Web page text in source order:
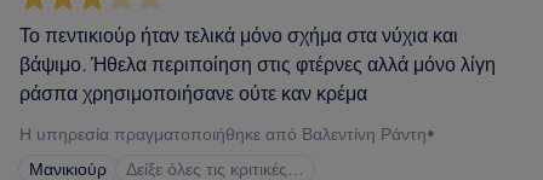
Το πεντικιούρ ήταν τελικά μόνο σχήμα στα νύχια και
βάψιμο. Ήθελα περιποίηση στις φτέρνες αλλά μόνο λίγη
ράσπα χρησιμοποιήσανε ούτε καν κρέμα
Η υπηρεσία πραγματοποιήθηκε από Βαλεντίνη Ράντη•
Μανικιούρ
Δείξε όλες τις κριτικές…